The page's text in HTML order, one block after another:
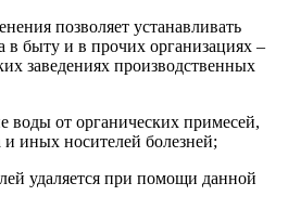
позволяет устанавливать
в быту и в прочих организациях –
заведениях производственных
воды от органических примесей,
иных носителей болезней;
удаляется при помощи данной